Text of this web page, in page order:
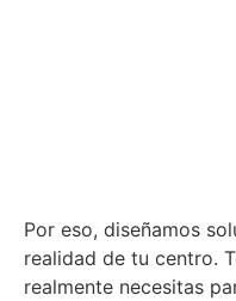
Por eso, diseñamos
realidad de tu centro.
realmente necesitas